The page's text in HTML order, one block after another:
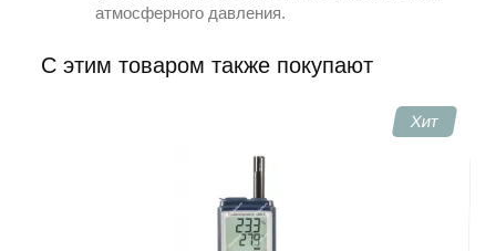
атмосферного давления.
C этим товаром также покупают
Хит